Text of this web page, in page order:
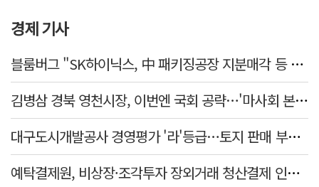
경제 기사
블룸버그 "SK하이닉스, 中 패키징공장 지분매각 등 검토"
김병삼 경북 영천시장, 이번엔 국회 공략…'마사회 본사 이전·광역교통망 확충' 요청
대구도시개발공사 경영평가 '라'등급…토지 판매 부진에 1년 만에 두 단계 '뚝'
예탁결제원, 비상장·조각투자 장외거래 청산결제 인프라 구축 착수…연내 가동